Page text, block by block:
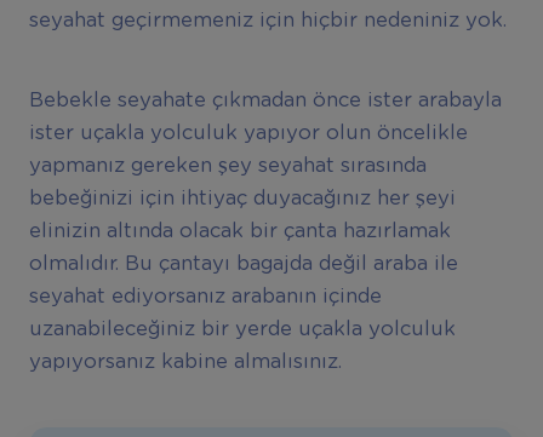
seyahat geçirmemeniz için hiçbir nedeniniz yok.
Bebekle seyahate çıkmadan önce ister arabayla
ister uçakla yolculuk yapıyor olun öncelikle
yapmanız gereken şey seyahat sırasında
bebeğinizi için ihtiyaç duyacağınız her şeyi
elinizin altında olacak bir çanta hazırlamak
olmalıdır. Bu çantayı bagajda değil araba ile
seyahat ediyorsanız arabanın içinde
uzanabileceğiniz bir yerde uçakla yolculuk
yapıyorsanız kabine almalısınız.